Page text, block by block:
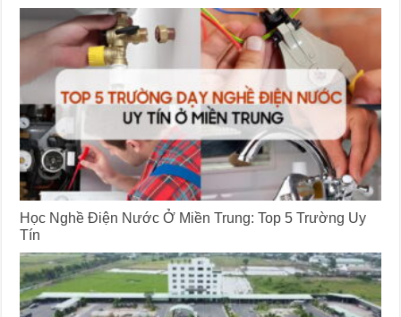
Học Nghề Điện Nước Ở Miền Trung: Top 5 Trường Uy
Tín